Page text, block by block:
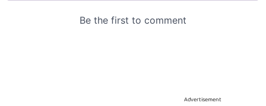
Advertisement